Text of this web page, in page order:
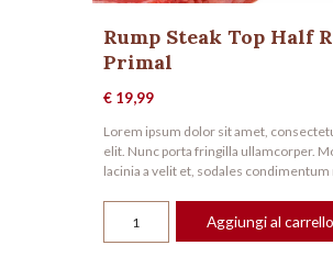
Rump Steak Top Half
Primal
€19,99
Lorem ipsum dolor sit amet,
elit. Nunc porta fringilla ullamcorper.
lacinia a velit et, sodales condimentum
Aggiungi al carrello